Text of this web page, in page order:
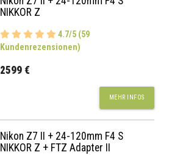
NIKKOR Z
4.7/5 (59
Kundenrezensionen)
2599 €
MEHR INFOS
Nikon Z7 II + 24-120mm F4 S
NIKKOR Z + FTZ Adapter II